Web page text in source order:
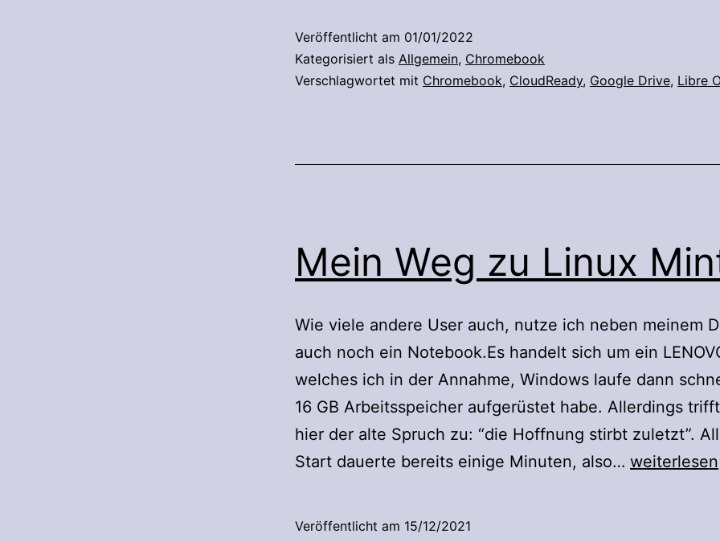
Veröffentlicht am 01/01/2022
Kategorisiert als Allgemein, Chromebook
Verschlagwortet mit Chromebook, CloudReady, Google Drive, Libre
Mein Weg zu Linux
Wie viele andere User auch, nutze ich neben meinem
auch noch ein Notebook.Es handelt sich um ein
welches ich in der Annahme, Windows laufe dann
16 GB Arbeitsspeicher aufgerüstet habe. Allerdings
hier der alte Spruch zu: “die Hoffnung stirbt zuletzt”.
Start dauerte bereits einige Minuten, also… Mein
weiterlesen
Veröffentlicht am 15/12/2021